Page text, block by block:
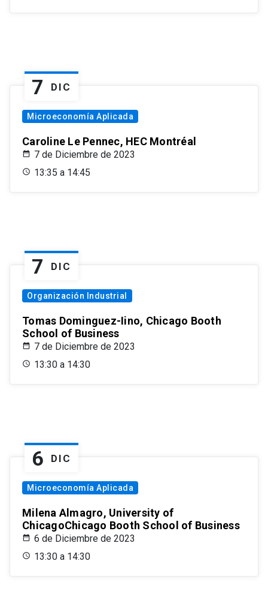
7 DIC
Microeconomía Aplicada
Caroline Le Pennec, HEC Montréal
7 de Diciembre de 2023
13:35 a 14:45
7 DIC
Organización Industrial
Tomas Dominguez-Iino, Chicago Booth
School of Business
7 de Diciembre de 2023
13:30 a 14:30
6 DIC
Microeconomía Aplicada
Milena Almagro, University of
ChicagoChicago Booth School of Business
6 de Diciembre de 2023
13:30 a 14:30